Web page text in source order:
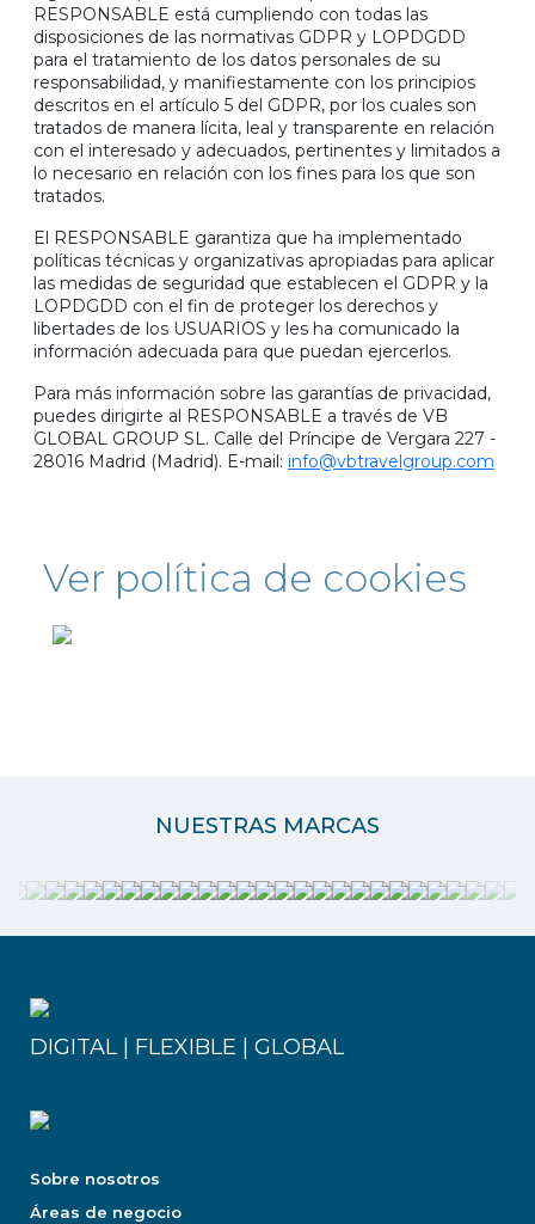
RESPONSABLE está cumpliendo con todas las
disposiciones de las normativas GDPR y LOPDGDD
para el tratamiento de los datos personales de su
responsabilidad, y manifiestamente con los principios
descritos en el artículo 5 del GDPR, por los cuales son
tratados de manera lícita, leal y transparente en relación
con el interesado y adecuados, pertinentes y limitados a
lo necesario en relación con los fines para los que son
tratados.
El RESPONSABLE garantiza que ha implementado
políticas técnicas y organizativas apropiadas para aplicar
las medidas de seguridad que establecen el GDPR y la
LOPDGDD con el fin de proteger los derechos y
libertades de los USUARIOS y les ha comunicado la
información adecuada para que puedan ejercerlos.
Para más información sobre las garantías de privacidad,
puedes dirigirte al RESPONSABLE a través de VB
GLOBAL GROUP SL. Calle del Príncipe de Vergara 227 -
28016 Madrid (Madrid). E-mail: info@vbtravelgroup.com
Ver política de cookies
NUESTRAS MARCAS
DIGITAL | FLEXIBLE | GLOBAL
Sobre nosotros
Áreas de negocio